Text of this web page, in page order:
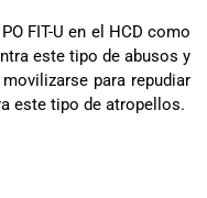
FIT-U en el HCD como
este tipo de abusos y
para repudiar
este tipo de atropellos.